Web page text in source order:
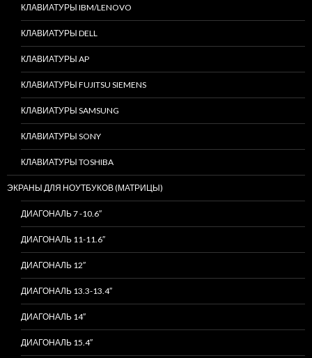
КЛАВИАТУРЫ IBM/LENOVO
КЛАВИАТУРЫ DELL
КЛАВИАТУРЫ AP
КЛАВИАТУРЫ FUJITSU SIEMENS
КЛАВИАТУРЫ SAMSUNG
КЛАВИАТУРЫ SONY
КЛАВИАТУРЫ TOSHIBA
ЭКРАНЫ ДЛЯ НОУТБУКОВ (МАТРИЦЫ)
ДИАГОНАЛЬ 7 -10.6″
ДИАГОНАЛЬ 11-11.6″
ДИАГОНАЛЬ 12″
ДИАГОНАЛЬ 13.3-13.4″
ДИАГОНАЛЬ 14″
ДИАГОНАЛЬ 15.4″